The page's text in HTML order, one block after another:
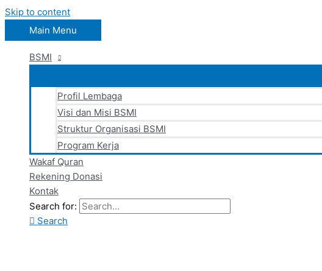
Skip to content
Main Menu
BSMI
Profil Lembaga
Visi dan Misi BSMI
Struktur Organisasi BSMI
Program Kerja
Wakaf Quran
Rekening Donasi
Kontak
Search for:
Search